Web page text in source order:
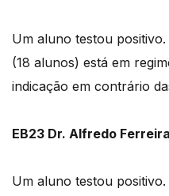
Um aluno testou
(18 alunos) está em
indicação em contrário
EB23 Dr. Alfredo
Um aluno testou